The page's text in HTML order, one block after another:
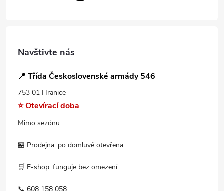
Navštivte nás
📍 Třída Československé armády 546
753 01 Hranice
⭐ Otevírací doba
Mimo sezónu
🏪 Prodejna: po domluvě otevřena
🛒 E-shop: funguje bez omezení